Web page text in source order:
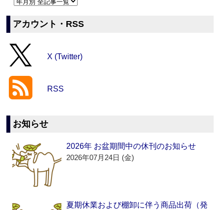
アカウント・RSS
X (Twitter)
RSS
お知らせ
2026年 お盆期間中の休刊のお知らせ
2026年07月24日 (金)
夏期休業および棚卸に伴う商品出荷（発